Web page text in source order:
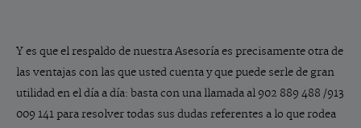
Y es que el respaldo de nuestra Asesoría es precisamente otra de
las ventajas con las que usted cuenta y que puede serle de gran
utilidad en el día a día: basta con una llamada al 902 889 488 /913
009 141 para resolver todas sus dudas referentes a lo que rodea